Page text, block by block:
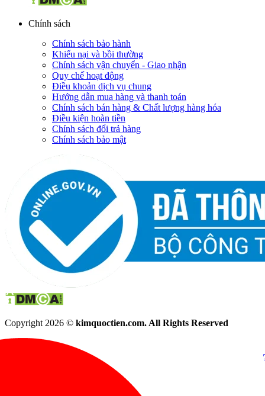
Chính sách
Chính sách bảo hành
Khiếu nại và bồi thường
Chính sách vận chuyển - Giao nhận
Quy chế hoạt động
Điều khoản dịch vụ chung
Hướng dẫn mua hàng và thanh toán
Chính sách bán hàng & Chất lượng hàng hóa
Điều kiện hoàn tiền
Chính sách đổi trả hàng
Chính sách bảo mật
Copyright 2026 © kimquoctien.com. All Rights Reserved
(8h00 - 21h30)
(8h00 -